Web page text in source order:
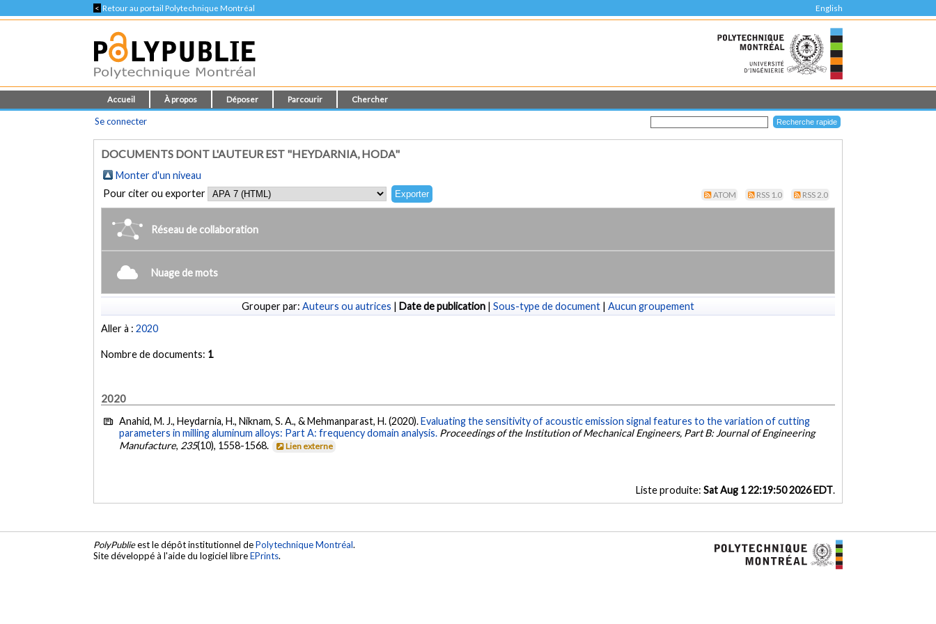
< Retour au portail Polytechnique Montréal English
Accueil À propos Déposer Parcourir Chercher
Se connecter
DOCUMENTS DONT L'AUTEUR EST "HEYDARNIA, HODA"
Monter d'un niveau
Pour citer ou exporter
ATOM RSS 1.0 RSS 2.0
Réseau de collaboration
Nuage de mots
Grouper par: Auteurs ou autrices | Date de publication | Sous-type de document | Aucun groupement
Aller à :2020
Nombre de documents: 1
2020
Anahid, M. J., Heydarnia, H., Niknam, S. A., & Mehmanparast, H. (2020).Evaluating the sensitivity of acoustic emission signal features to the variation of cutting
parameters in milling aluminum alloys: Part A: frequency domain analysis. Proceedings of the Institution of Mechanical Engineers, Part B: Journal of Engineering
Manufacture, 235(10), 1558-1568. Lien externe
Liste produite: Sat Aug 1 22:19:50 2026 EDT.
PolyPublieest le dépôt institutionnel dePolytechnique Montréal.
Site développé à l'aide du logiciel libreEPrints.